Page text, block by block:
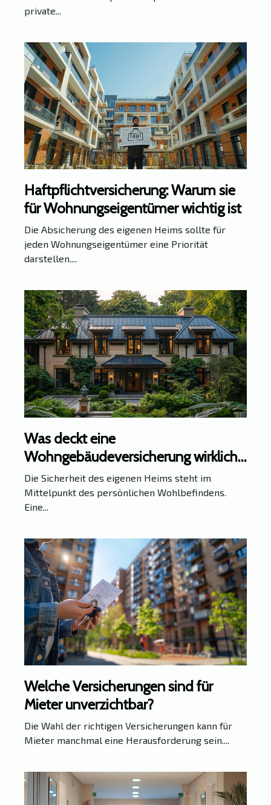
private...
Haftpflichtversicherung: Warum sie
für Wohnungseigentümer wichtig ist
Die Absicherung des eigenen Heims sollte für
jeden Wohnungseigentümer eine Priorität
darstellen....
Was deckt eine
Wohngebäudeversicherung wirklich
ab?
Die Sicherheit des eigenen Heims steht im
Mittelpunkt des persönlichen Wohlbefindens.
Eine...
Welche Versicherungen sind für
Mieter unverzichtbar?
Die Wahl der richtigen Versicherungen kann für
Mieter manchmal eine Herausforderung sein....